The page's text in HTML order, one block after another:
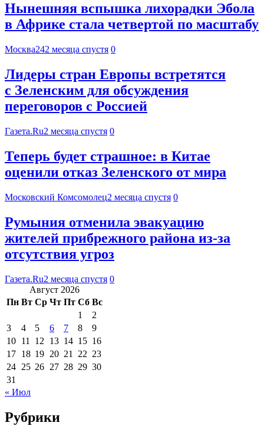
Нынешняя вспышка лихорадки Эбола
в Африке стала четвертой по масштабу
Москва242 месяца спустя 0
Лидеры стран Европы встретятся
с Зеленским для обсуждения
переговоров с Россией
Газета.Ru2 месяца спустя 0
Теперь будет страшное: в Китае
оценили отказ Зеленского от мира
Московский Комсомолец2 месяца спустя 0
Румыния отменила эвакуацию
жителей прибрежного района из-за
отсутствия угроз
Газета.Ru2 месяца спустя 0
Август 2026
Пн Вт Ср Чт Пт Сб Вс
1
2
3
4 5 6 7 8
9
10 11 12 13 14 15 16
17 18 19 20 21 22 23
24 25 26 27 28 29 30
31
« Июл
Рубрики